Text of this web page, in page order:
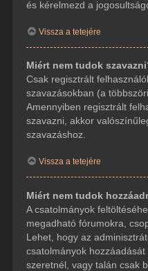
és kérelmezd a
Vissza a tetejére
Miért nem tudok
Csak regisztrált
szavazásokban (a
Amennyiben regisztrált
szavazni, akkor
szavazáshoz.
Vissza a tetejére
Miért nem tudok
A csatolmányok
megadható fórumokra,
Lehet, hogy az
csatolmányok
szeretnél, vagy talán csak